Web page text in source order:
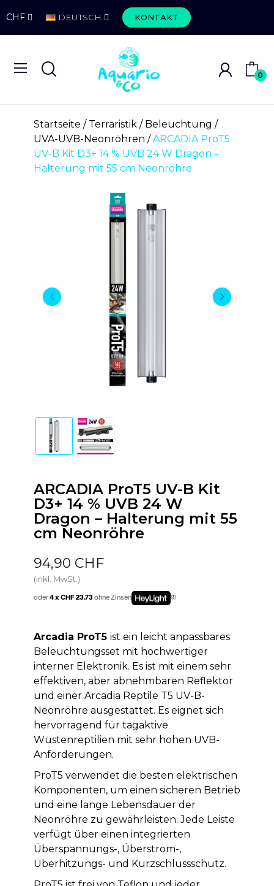
CHF DEUTSCH KONTAKT
0
Startseite Terraristik
Beleuchtung
UVA-UVB-Neonröhren
ARCADIA ProT5
UV-B Kit D3+ 14 % UVB 24 W Dragon –
Halterung mit 55 cm Neonröhre
ARCADIA ProT5 UV-B Kit
D3+ 14 % UVB 24 W
Dragon – Halterung mit 55
cm Neonröhre
94,90 CHF
(inkl. MwSt.)
oder4 x CHF 23.73ohne Zinsen
Arcadia ProT5 ist ein leicht anpassbares
Beleuchtungsset mit hochwertiger
interner Elektronik. Es ist mit einem sehr
effektiven, aber abnehmbaren Reflektor
und einer Arcadia Reptile T5 UV-B-
Neonröhre ausgestattet. Es eignet sich
hervorragend für tagaktive
Wüstenreptilien mit sehr hohen UVB-
Anforderungen.
ProT5 verwendet die besten elektrischen
Komponenten, um einen sicheren Betrieb
und eine lange Lebensdauer der
Neonröhre zu gewährleisten. Jede Leiste
verfügt über einen integrierten
Überspannungs-, Überstrom-,
Überhitzungs- und Kurzschlussschutz.